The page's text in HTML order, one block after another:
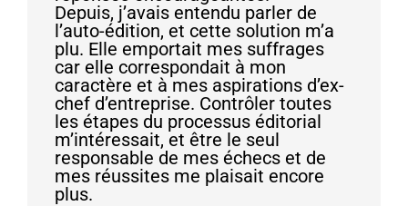
Depuis, j’avais entendu parler de
l’auto-édition, et cette solution m’a
plu. Elle emportait mes suffrages
car elle correspondait à mon
caractère et à mes aspirations d’ex-
chef d’entreprise. Contrôler toutes
les étapes du processus éditorial
m’intéressait, et être le seul
responsable de mes échecs et de
mes réussites me plaisait encore
plus.